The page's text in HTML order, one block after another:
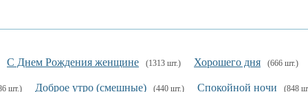
С Днем Рождения женщине (1313 шт.) Хорошего дня (666 шт.)
шт.) Доброе утро (смешные) (440 шт.) Спокойной ночи (848